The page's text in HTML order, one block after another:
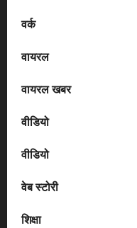
वर्क
वायरल
वायरल खबर
वीडियो
वीडियो
वेब स्टोरी
शिक्षा